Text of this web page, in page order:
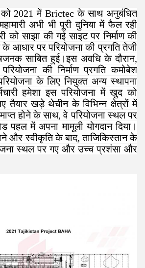
को 2021 में Brictec के साथ अनुबंधित
अभी भी पूरी दुनिया में फैल रही
को साझा की गई साइट पर निर्माण की
आधार पर परियोजना की प्रगति तेजी
साबित हुई।इस अवधि के दौरान,
की निर्माण प्रगति कमोबेश
के लिए नियुक्त अन्य स्थापना
हमेशा इस परियोजना में खुद को
तैयार खड़े थेचीन के विभिन्न क्षेत्रों में
होने के साथ, वे परियोजना स्थल पर
पहल में अपना मामूली योगदान दिया।
और स्वीकृति के बाद, ताजिकिस्तान के
स्थल पर गए और उच्च प्रशंसा और